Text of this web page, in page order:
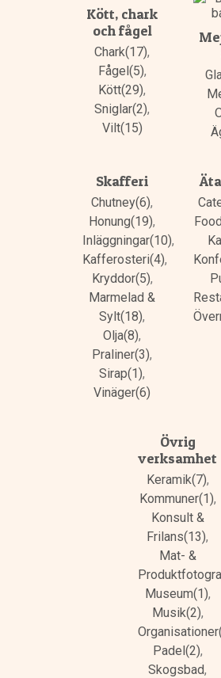
Kött, chark
och fågel
Chark(17),
Fågel(5),
Kött(29),
Sniglar(2),
Vilt(15)
Skafferi
Chutney(6),
Honung(19),
Inläggningar(10),
Kafferosteri(4),
Kryddor(5),
Marmelad &
Sylt(18),
Olja(8),
Praliner(3),
Sirap(1),
Vinäger(6)
Övrig
verksamhet
Keramik(7),
Kommuner(1),
Konsult &
Frilans(13),
Mat- &
Museum(1),
Musik(2),
Padel(2),
Skogsbad,